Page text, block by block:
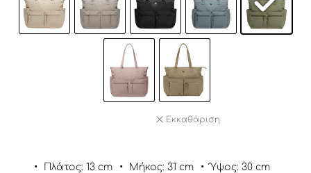
Εκκαθάριση
• Πλάτος: 13 cm • Μήκος: 31 cm • Ύψος: 30 cm